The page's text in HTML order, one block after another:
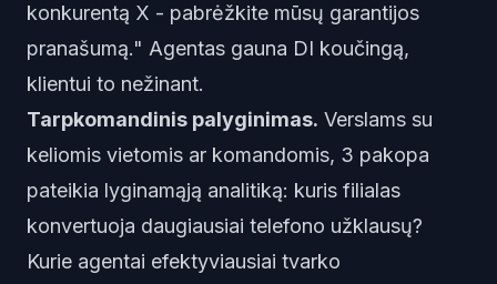
konkurentą X - pabrėžkite mūsų garantijos
pranašumą." Agentas gauna DI koučingą,
klientui to nežinant.
Tarpkomandinis palyginimas. Verslams su
keliomis vietomis ar komandomis, 3 pakopa
pateikia lyginamąją analitiką: kuris filialas
konvertuoja daugiausiai telefono užklausų?
Kurie agentai efektyviausiai tvarko